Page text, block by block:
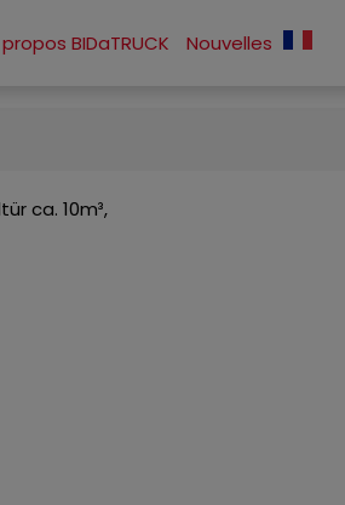
BIDaTRUCK Nouvelles